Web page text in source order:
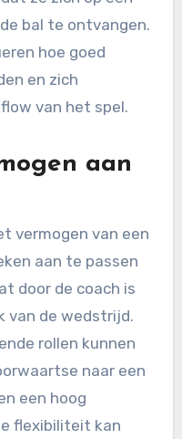
bal te ontvangen.
hoe goed
en zich
van het spel.
aan
vermogen van een
aan te passen
door de coach is
van de wedstrijd.
rollen kunnen
naar een
een hoog
flexibiliteit kan